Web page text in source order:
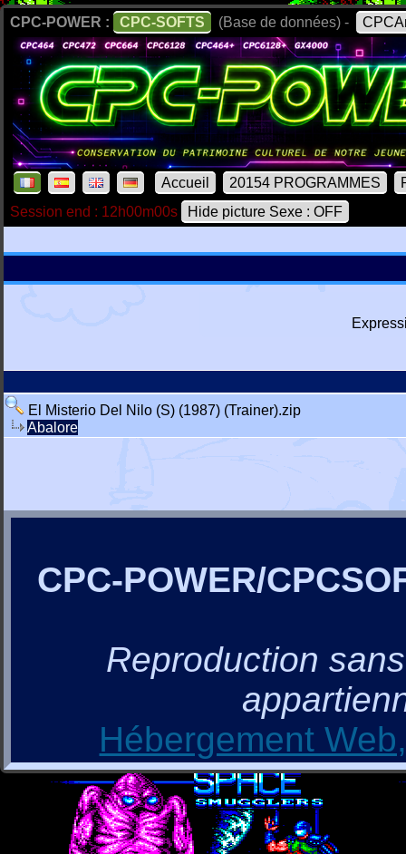
CPC-POWER : CPC-SOFTS (Base de données) -
Accueil 20154 PROGRAMMES
Session end : 12h00m00s
Hide picture Sexe : OFF
El Misterio Del Nilo (S) (1987) (Trainer).zip
Abalore
CPC-POWER/
Reproduction
Hébergement